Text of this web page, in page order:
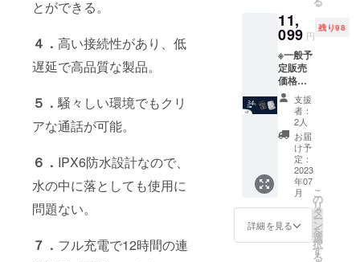
とができる。
４． 高い接続性があり、低
遅延で高品質な製品。
５． 騒々しい環境でもクリ
アな通話が可能。
６． IPX6防水設計なので、
水の中に落としても使用に
問題ない。
７． フル充電で12時間の連
ます。
※包装サ
イズ：
9.5*11.
5*3.8c
m ※総重
量：
121g ※
ラー：
ホワイ
トとブ
ラック
※お届け
日より
6ヶ月
間、起
案者に
11,
099 円
残り98
※一般予
定販売
価格：
16,817
円の
34％OF
F 1セッ
ト内
容：
BT500
本体x1
充電
ケース
x1 ケー
ブルx1
取扱説
支援
者：
2人
お届
け予
定：
2023
年07
月
詳細を見る
こ
の
リ
タ
ー
ン
を
選
択
す
る